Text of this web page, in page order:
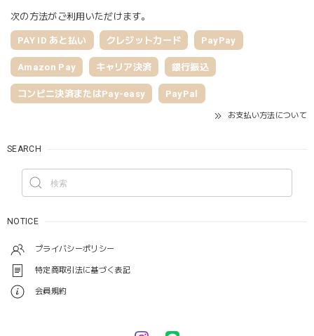
次の方法がご利用いただけます。
PAY ID あと払い クレジットカード PayPay
Amazon Pay キャリア決済 銀行振込
コンビニ決済またはPay-easy PayPal
お支払い方法について
SEARCH
NOTICE
プライバシーポリシー
特定商取引法に基づく表記
会員規約